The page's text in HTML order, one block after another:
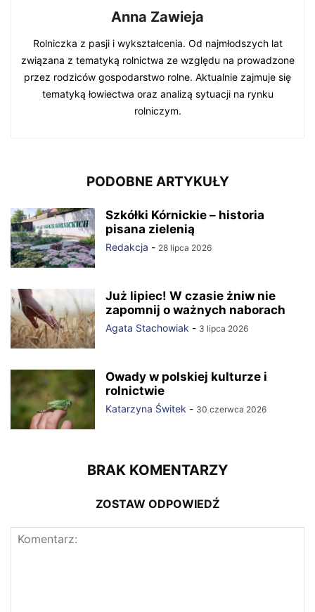
Anna Zawieja
Rolniczka z pasji i wykształcenia. Od najmłodszych lat
związana z tematyką rolnictwa ze względu na prowadzone
przez rodziców gospodarstwo rolne. Aktualnie zajmuje się
tematyką łowiectwa oraz analizą sytuacji na rynku
rolniczym.
PODOBNE ARTYKUŁY
Szkółki Kórnickie – historia
pisana zielenią
Redakcja - 28 lipca 2026
Już lipiec! W czasie żniw nie
zapomnij o ważnych naborach
Agata Stachowiak - 3 lipca 2026
Owady w polskiej kulturze i
rolnictwie
Katarzyna Świtek - 30 czerwca 2026
BRAK KOMENTARZY
ZOSTAW ODPOWIEDŹ